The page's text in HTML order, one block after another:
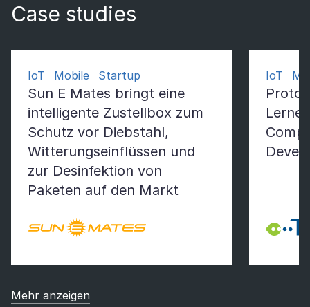
Case studies
IoT Mobile Startup
Sun E Mates bringt eine
intelligente Zustellbox zum
Schutz vor Diebstahl,
Witterungseinflüssen und
zur Desinfektion von
Paketen auf den Markt
IoT
Mehr anzeigen